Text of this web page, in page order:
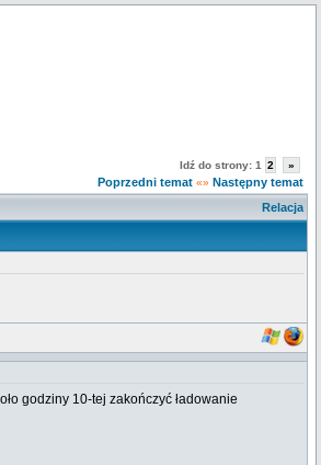
Idź do strony: 1 2 »
Poprzedni temat «» Następny temat
Relacja
godziny 10-tej zakończyć ładowanie